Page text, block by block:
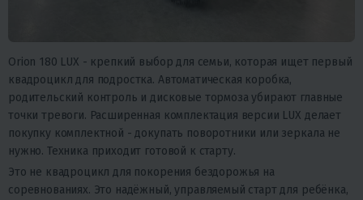
Orion 180 LUX - крепкий выбор для семьи, которая ищет первый
квадроцикл для подростка. Автоматическая коробка,
родительский контроль и дисковые тормоза убирают главные
точки тревоги. Расширенная комплектация версии LUX делает
покупку комплектной - докупать поворотники или зеркала не
нужно. Техника приходит готовой к старту.
Это не квадроцикл для покорения бездорожья на
соревнованиях. Это надёжный, управляемый старт для ребёнка,